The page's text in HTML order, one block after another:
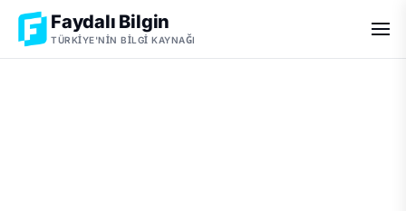
Faydalı Bilgin
TÜRKIYE'NIN BILGI KAYNAĞI